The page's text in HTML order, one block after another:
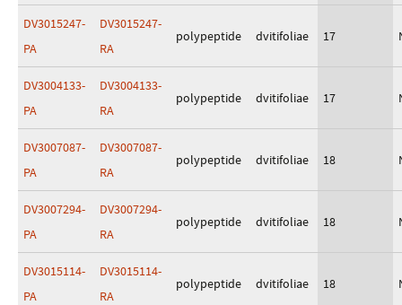
DV3015247-
PA
DV3015247-
RA
polypeptide dvitifoliae 17
DV3004133-
PA
DV3004133-
RA
polypeptide dvitifoliae 17
DV3007087-
PA
DV3007087-
RA
polypeptide dvitifoliae 18
DV3007294-
PA
DV3007294-
RA
polypeptide dvitifoliae 18
DV3015114-
PA
DV3015114-
RA
polypeptide dvitifoliae 18